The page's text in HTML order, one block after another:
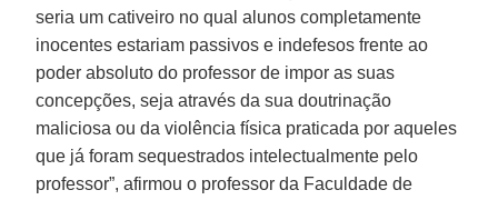
seria um cativeiro no qual alunos completamente
inocentes estariam passivos e indefesos frente ao
poder absoluto do professor de impor as suas
concepções, seja através da sua doutrinação
maliciosa ou da violência física praticada por aqueles
que já foram sequestrados intelectualmente pelo
professor”, afirmou o professor da Faculdade de